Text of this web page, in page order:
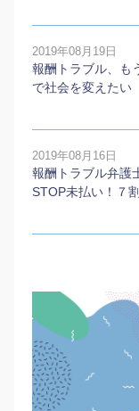
2019年08月19日
報酬トラブル、も
で社会を変えたい
2019年08月16日
報酬トラブル弁護
STOP未払い！７